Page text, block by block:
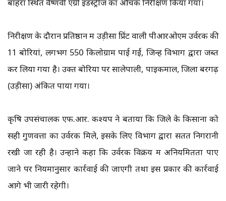
बाहरा स्थित वैष्णवी एग्रो इंडस्ट्रीज का औचक निरीक्षण किया गया।
निरीक्षण के दौरान प्रतिष्ठान में उड़ीसा प्रिंट वाली पीआरओएम उर्वरक की
11 बोरियां, लगभग 550 किलोग्राम पाई गईं, जिन्हें विभाग द्वारा जब्त
कर लिया गया है। उक्त बोरियों पर सालेपाली, पाइकमाल, जिला बरगढ़
(उड़ीसा) अंकित पाया गया।
कृषि उपसंचालक एफ.आर. कश्यप ने बताया कि जिले के किसानों को
सही गुणवत्ता का उर्वरक मिले, इसके लिए विभाग द्वारा सतत निगरानी
रखी जा रही है। उन्होंने कहा कि उर्वरक विक्रय में अनियमितता पाए
जाने पर नियमानुसार कार्रवाई की जाएगी तथा इस प्रकार की कार्रवाई
आगे भी जारी रहेगी।